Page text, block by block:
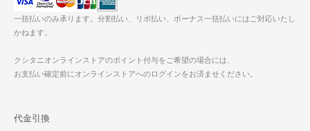
一括払いのみ承ります。分割払い、リボ払い、ボーナス一括払いにはご対応いたし
かねます。
クシタニオンラインストアのポイント付与をご希望の場合には、
お支払い確定前にオンラインストアへのログインをお済ませください。
代金引換